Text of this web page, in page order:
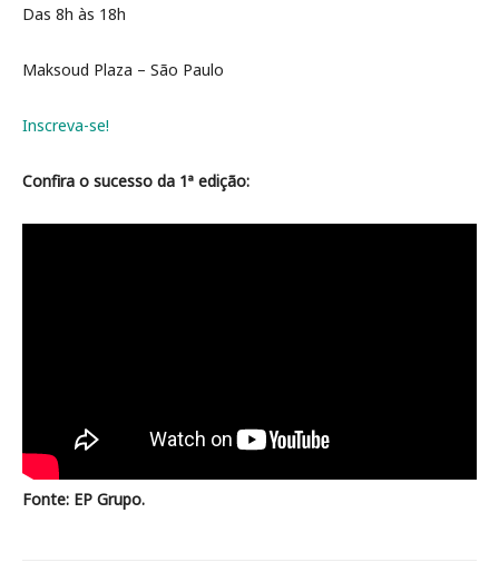
Das 8h às 18h
Maksoud Plaza – São Paulo
Inscreva-se!
Confira o sucesso da 1ª edição:
Fonte: EP Grupo.